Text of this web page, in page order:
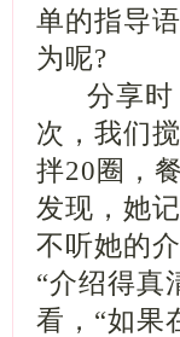
单的指导
为呢?
分享时
次，我们
拌20圈，
发现，她
不听她的
“介绍得真
看，“如果